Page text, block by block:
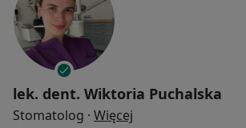
lek. dent. Wiktoria Puchalska
Stomatolog · Więcej